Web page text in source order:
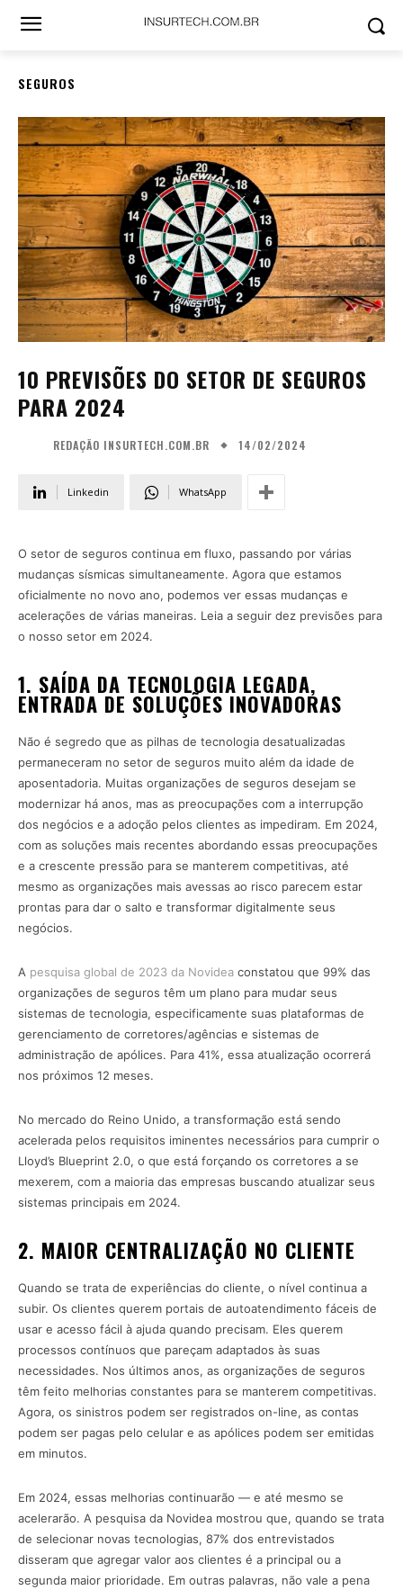
SEGUROS
10 PREVISÕES DO SETOR DE SEGUROS
PARA 2024
REDAÇÃO INSURTECH.COM.BR 14/02/2024
Linkedin WhatsApp
O setor de seguros continua em fluxo, passando por várias
mudanças sísmicas simultaneamente. Agora que estamos
oficialmente no novo ano, podemos ver essas mudanças e
acelerações de várias maneiras. Leia a seguir dez previsões para
o nosso setor em 2024.
1. SAÍDA DA TECNOLOGIA LEGADA,
ENTRADA DE SOLUÇÕES INOVADORAS
Não é segredo que as pilhas de tecnologia desatualizadas
permaneceram no setor de seguros muito além da idade de
aposentadoria. Muitas organizações de seguros desejam se
modernizar há anos, mas as preocupações com a interrupção
dos negócios e a adoção pelos clientes as impediram. Em 2024,
com as soluções mais recentes abordando essas preocupações
e a crescente pressão para se manterem competitivas, até
mesmo as organizações mais avessas ao risco parecem estar
prontas para dar o salto e transformar digitalmente seus
negócios.
A pesquisa global de 2023 da Novidea constatou que 99% das
organizações de seguros têm um plano para mudar seus
sistemas de tecnologia, especificamente suas plataformas de
gerenciamento de corretores/agências e sistemas de
administração de apólices. Para 41%, essa atualização ocorrerá
nos próximos 12 meses.
No mercado do Reino Unido, a transformação está sendo
acelerada pelos requisitos iminentes necessários para cumprir o
Lloyd’s Blueprint 2.0, o que está forçando os corretores a se
mexerem, com a maioria das empresas buscando atualizar seus
sistemas principais em 2024.
2. MAIOR CENTRALIZAÇÃO NO CLIENTE
Quando se trata de experiências do cliente, o nível continua a
subir. Os clientes querem portais de autoatendimento fáceis de
usar e acesso fácil à ajuda quando precisam. Eles querem
processos contínuos que pareçam adaptados às suas
necessidades. Nos últimos anos, as organizações de seguros
têm feito melhorias constantes para se manterem competitivas.
Agora, os sinistros podem ser registrados on-line, as contas
podem ser pagas pelo celular e as apólices podem ser emitidas
em minutos.
Em 2024, essas melhorias continuarão — e até mesmo se
acelerarão. A pesquisa da Novidea mostrou que, quando se trata
de selecionar novas tecnologias, 87% dos entrevistados
disseram que agregar valor aos clientes é a principal ou a
segunda maior prioridade. Em outras palavras, não vale a pena